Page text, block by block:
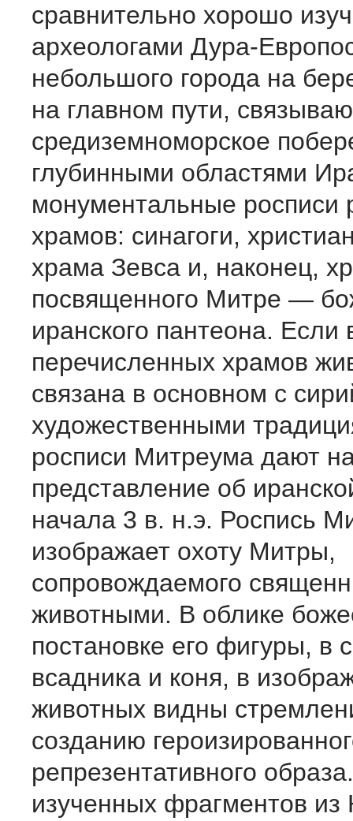
сравнительно хорошо
археологами Дура-
небольшого города на
на главном пути,
средиземноморское
глубинными областями
монументальные росписи
храмов: синагоги,
храма Зевса и, наконец,
посвященного Митре —
иранского пантеона. Если
перечисленных храмов
связана в основном с
художественными
росписи Митреума дают
представление об
начала 3 в. н.э. Роспись
изображает охоту Митры,
сопровождаемого
животными. В облике
постановке его фигуры, в
всадника и коня, в
животных видны
созданию
репрезентативного
изученных фрагментов из